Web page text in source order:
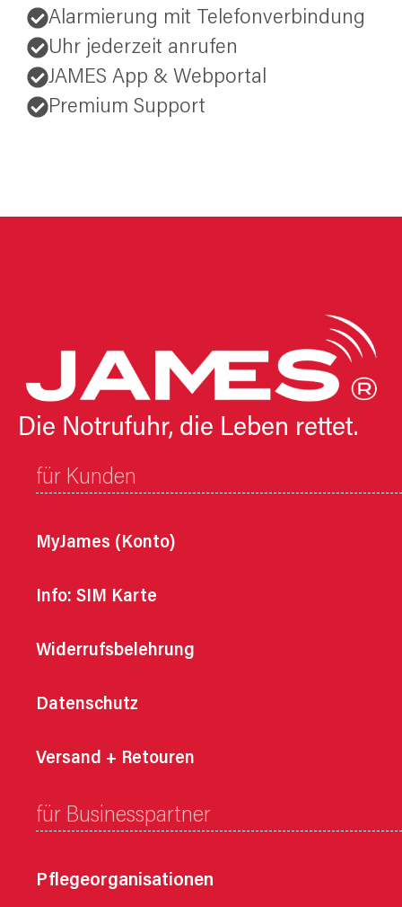
Alarmierung mit Telefonverbindung
Uhr jederzeit anrufen
JAMES App & Webportal
Premium Support
Die Notrufuhr, die Leben rettet.
für Kunden
MyJames (Konto)
Info: SIM Karte
Widerrufsbelehrung
Datenschutz
Versand + Retouren
für Businesspartner
Pflegeorganisationen